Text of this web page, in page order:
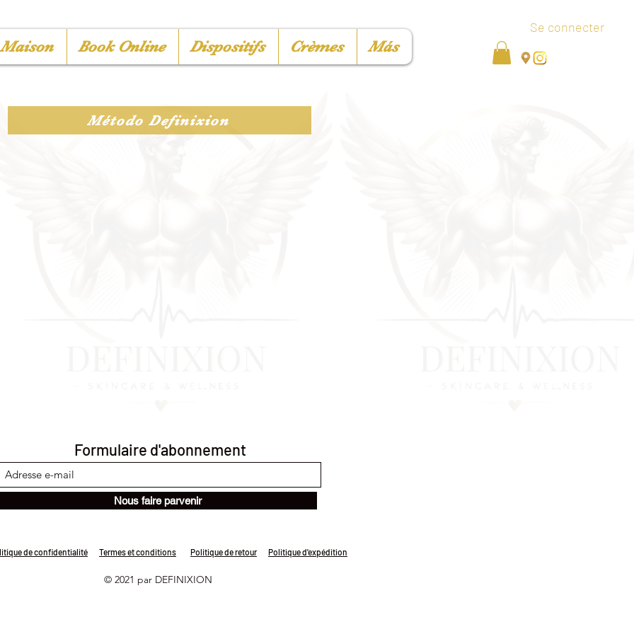
Se connecter
Maison Book Online Dispositifs Crèmes Más
Método Definixion
Formulaire d'abonnement
Nous faire parvenir
de confidentialité Termes et conditions Politique de retour Politique d'expédition
© 2021 par DEFINIXION